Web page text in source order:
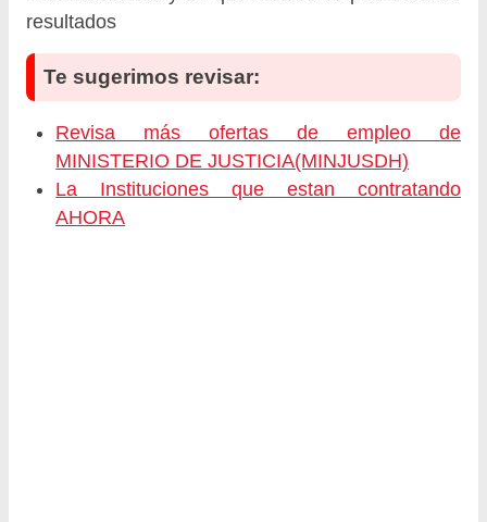
resultados
Te sugerimos revisar:
Revisa más ofertas de empleo de
MINISTERIO DE JUSTICIA(MINJUSDH)
La Instituciones que estan contratando
AHORA